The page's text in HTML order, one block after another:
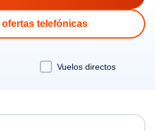
ofertas telefónicas
Vuelos directos